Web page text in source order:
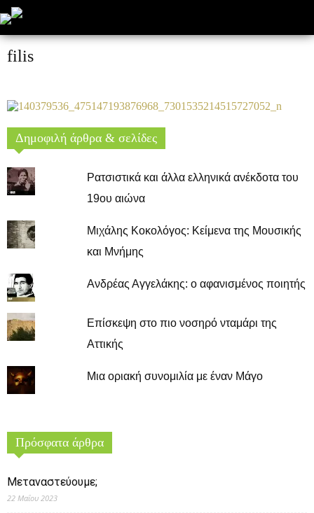
filis
Δημοφιλή άρθρα & σελίδες
Ρατσιστικά και άλλα ελληνικά ανέκδοτα του
19ου αιώνα
Μιχάλης Κοκολόγος: Κείμενα της Μουσικής
και Μνήμης
Ανδρέας Αγγελάκης: ο αφανισμένος ποιητής
Επίσκεψη στο πιο νοσηρό νταμάρι της
Αττικής
Μια οριακή συνομιλία με έναν Μάγο
Πρόσφατα άρθρα
Μεταναστεύουμε;
22 Μαΐου 2023